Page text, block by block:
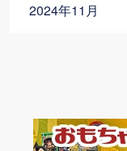
2024年11月